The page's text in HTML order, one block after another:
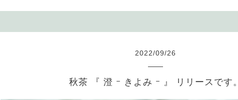
2022/09/26
秋茶 『 澄 ｰ きよみ ｰ 』 リリースです。